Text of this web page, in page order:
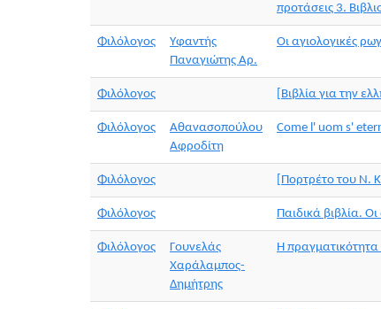
προτάσεις 3.
Φιλόλογος
Υφαντής
Παναγιώτης Αρ.
Οι αγιολογικές
Φιλόλογος [Βιβλία για την
Φιλόλογος
Αθανασοπούλου
Αφροδίτη
Come l' uom s'
Φιλόλογος [Πορτρέτο του Ν.
Φιλόλογος Παιδικά βιβλία.
Φιλόλογος
Γουνελάς
Χαράλαμπος-
Δημήτρης
Η